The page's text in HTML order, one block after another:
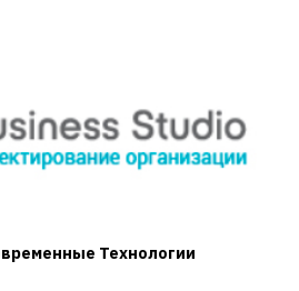
Технологии